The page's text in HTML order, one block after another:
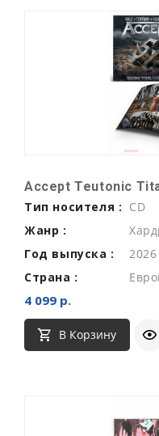
Accept Teutonic
Тип носителя : CD
Жанр :
Год выпуска :
2026
Страна :
4 099 р.
В Корзину